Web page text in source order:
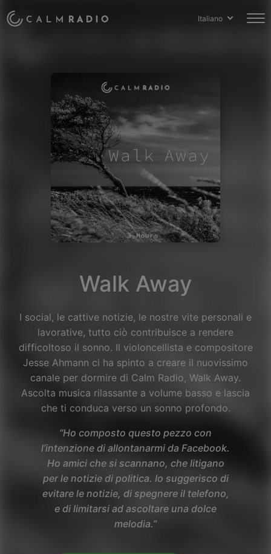
Italiano
Walk Away
I social, le cattive notizie, le nostre vite personali e
lavorative, tutto ciò contribuisce a rendere
difficoltoso il sonno. Il violoncellista e compositore
Jesse Ahmann ci ha spinto a creare il nuovissimo
canale per dormire di Calm Radio, Walk Away.
Ascolta musica rilassante a volume basso e lascia
che ti conduca verso un sonno profondo.
“Ho composto questo pezzo con
l’intenzione di allontanarmi da Facebook.
Ho amici che si scannano, che litigano
per le notizie di politica. Io suggerisco di
evitare le notizie, di spegnere il telefono,
e di limitarsi ad ascoltare una dolce
melodia.”
Facebook